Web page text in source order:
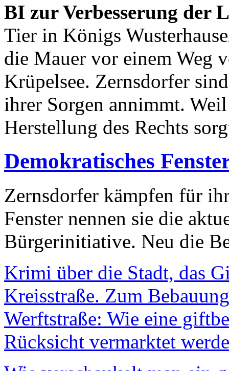
BI zur Verbesserung der
Tier in Königs
die Mauer vor einem Weg
Krüpelsee. Zernsdorfer
ihrer Sorgen annimmt.
Herstellung des Rechts
Demokratisches
Zernsdorfer kämpfen für
Fenster nennen sie die
Bürgerinitiative. Neu die
Krimi über die Stadt, das
Kreisstraße. Zum
Werftstraße: Wie eine
Rücksicht vermarktet